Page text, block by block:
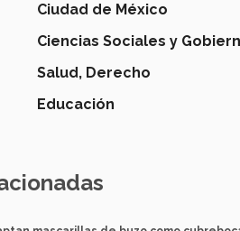
Ciudad de México
Ciencias Sociales y
Salud, Derecho
Educación